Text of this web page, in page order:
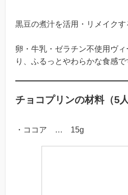
黒豆の煮汁を活用・リメイクす
卵・牛乳・ゼラチン不使用ヴ
り、ふるっとやわらかな食感で
チョコプリンの材料（5
・ココア … 15g